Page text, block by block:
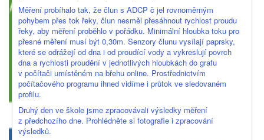
Měření probíhalo tak, že člun s ADCP č jel rovnoměrným
pohybem přes tok řeky, člun nesměl přesáhnout rychlost proudu
řeky, aby měření proběhlo v pořádku. Minimální hloubka toku pro
přesné měření musí být 0,30m. Senzory člunu vysílají paprsky,
které se odrážejí od dna i od proudící vody a vykreslují povrch
dna a rychlosti proudění v jednotlivých hloubkách do grafu
v počítači umístěném na břehu online. Prostřednictvím
počítačového programu ihned vidíme i průtok ve sledovaném
profilu.
Druhý den ve škole jsme zpracovávali výsledky měření
z předchozího dne. Prohlédněte si fotografie i zpracování
výsledků.